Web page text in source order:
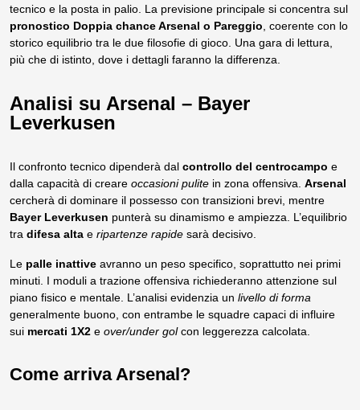
tecnico e la posta in palio. La previsione principale si concentra sul
pronostico Doppia chance Arsenal o Pareggio, coerente con lo
storico equilibrio tra le due filosofie di gioco. Una gara di lettura,
più che di istinto, dove i dettagli faranno la differenza.
Analisi su Arsenal – Bayer
Leverkusen
Il confronto tecnico dipenderà dal controllo del centrocampo e
dalla capacità di creare occasioni pulite in zona offensiva. Arsenal
cercherà di dominare il possesso con transizioni brevi, mentre
Bayer Leverkusen punterà su dinamismo e ampiezza. L’equilibrio
tra difesa alta e ripartenze rapide sarà decisivo.
Le palle inattive avranno un peso specifico, soprattutto nei primi
minuti. I moduli a trazione offensiva richiederanno attenzione sul
piano fisico e mentale. L’analisi evidenzia un livello di forma
generalmente buono, con entrambe le squadre capaci di influire
sui mercati 1X2 e over/under golcon leggerezza calcolata.
Come arriva Arsenal?